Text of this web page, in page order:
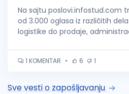
Na sajtu poslovi.infostud.com
od 3.000 oglasa iz različitih
logistike do prodaje,
1 KOMENTAR • 6 1
Sve vesti o zapošljavanju